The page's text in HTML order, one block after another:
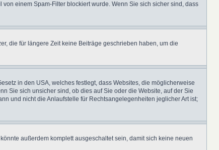
einem Spam-Filter blockiert wurde. Wenn Sie sich sicher sind, dass
die für längere Zeit keine Beiträge geschrieben haben, um die
in den USA, welches festlegt, dass Websites, die möglicherweise
Sie sich unsicher sind, ob dies auf Sie oder die Website, auf der Sie
und nicht die Anlaufstelle für Rechtsangelegenheiten jeglicher Art ist;
außerdem komplett ausgeschaltet sein, damit sich keine neuen